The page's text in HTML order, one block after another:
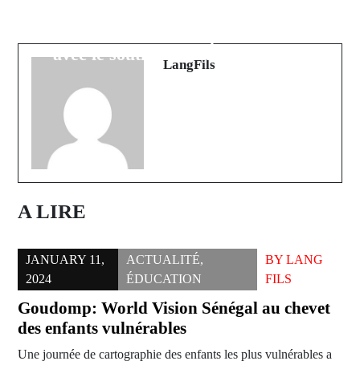
avec le soutien de Kéranos Média
LangFils
A LIRE
JANUARY 11,
2024
ACTUALITÉ,
ÉDUCATION
BYLANG
FILS
Goudomp: World Vision Sénégal au chevet
des enfants vulnérables
Une journée de cartographie des enfants les plus vulnérables a